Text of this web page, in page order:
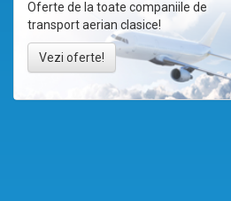
Oferte de la toate companiile de
transport aerian clasice!
Vezi oferte!